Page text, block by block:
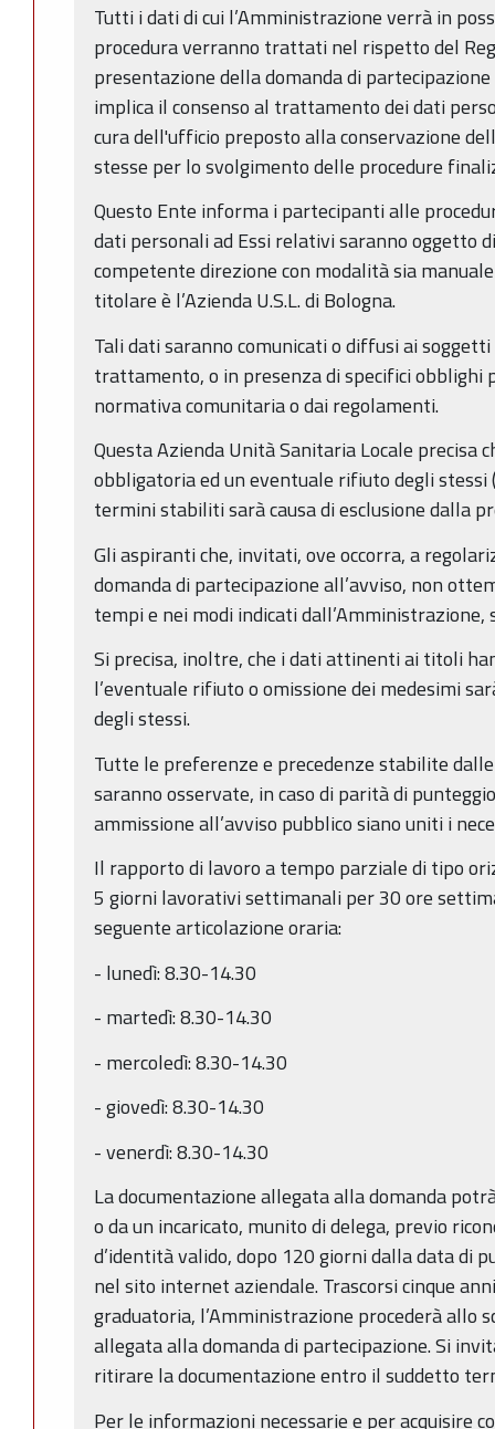
Tutti i dati di cui l’Amministrazione verrà in
procedura verranno trattati nel rispetto del
presentazione della domanda di
implica il consenso al trattamento dei dati
cura dell'ufficio preposto alla conservazione
stesse per lo svolgimento delle procedure
Questo Ente informa i partecipanti alle
dati personali ad Essi relativi saranno oggetto
competente direzione con modalità sia
titolare è l’Azienda U.S.L. di Bologna.
Tali dati saranno comunicati o diffusi ai
trattamento, o in presenza di specifici obblighi
normativa comunitaria o dai regolamenti.
Questa Azienda Unità Sanitaria Locale precisa
obbligatoria ed un eventuale rifiuto degli stessi
termini stabiliti sarà causa di esclusione dalla
Gli aspiranti che, invitati, ove occorra, a
domanda di partecipazione all’avviso, non
tempi e nei modi indicati dall’Amministrazione,
Si precisa, inoltre, che i dati attinenti ai titoli
l’eventuale rifiuto o omissione dei medesimi
degli stessi.
Tutte le preferenze e precedenze stabilite
saranno osservate, in caso di parità di
ammissione all’avviso pubblico siano uniti i
Il rapporto di lavoro a tempo parziale di tipo
5 giorni lavorativi settimanali per 30 ore
seguente articolazione oraria:
- lunedì: 8.30-14.30
- martedì: 8.30-14.30
- mercoledì: 8.30-14.30
- giovedì: 8.30-14.30
- venerdì: 8.30-14.30
La documentazione allegata alla domanda
o da un incaricato, munito di delega, previo
d’identità valido, dopo 120 giorni dalla data di
nel sito internet aziendale. Trascorsi cinque
graduatoria, l’Amministrazione procederà allo
allegata alla domanda di partecipazione. Si
ritirare la documentazione entro il suddetto
Per le informazioni necessarie e per acquisire